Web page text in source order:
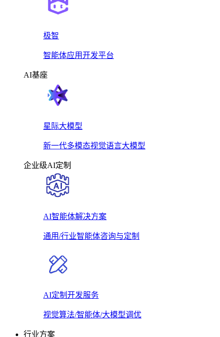
极智
智能体应用开发平台
AI基座
星际大模型
新一代多模态视觉语言大模型
企业级AI定制
AI智能体解决方案
通用/行业智能体咨询与定制
AI定制开发服务
视觉算法/智能体/大模型调优
行业方案